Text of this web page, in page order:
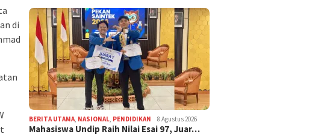
di
BERITA UTAMA NASIONAL PENDIDIKAN 8 Agustus 2026
Mahasiswa Undip Raih Nilai Esai 97, Juar…